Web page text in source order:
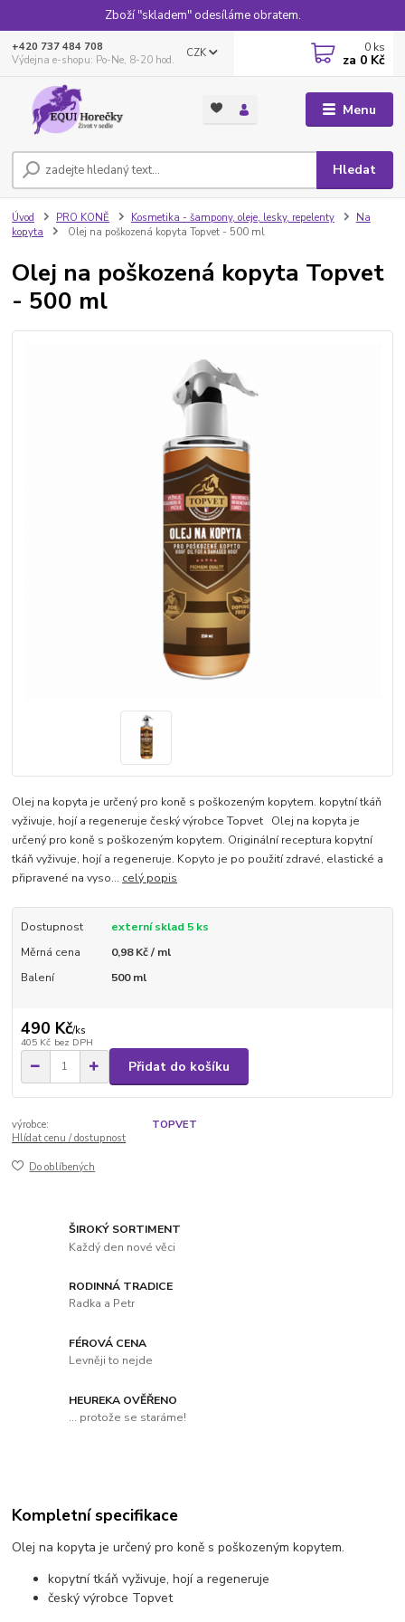
Zboží "skladem" odesíláme obratem.
Menu
CZK
Hledat
+420 737 484 708
Výdejna e-shopu: Po-Ne, 8-20 hod.
0 ks
za 0 Kč
Úvod PRO KONĚ Kosmetika - šampony, oleje, lesky, repelenty
Na
kopyta
Olej na poškozená kopyta Topvet - 500 ml
Olej na poškozená kopyta Topvet
- 500 ml
Olej na kopyta je určený pro koně s poškozeným kopytem. kopytní tkáň
vyživuje, hojí a regeneruje český výrobce Topvet Olej na kopyta je
určený pro koně s poškozeným kopytem. Originální receptura kopytní
tkáň vyživuje, hojí a regeneruje. Kopyto je po použití zdravé, elastické a
připravené na vyso... celý popis
Dostupnost
externí sklad 5 ks
Měrná cena
0,98 Kč / ml
Balení
500 ml
490 Kč/ks
405 Kč bez DPH
Přidat do košíku
výrobce:
TOPVET
Hlídat cenu / dostupnost
Do oblíbených
ŠIROKÝ SORTIMENT
Každý den nové věci
RODINNÁ TRADICE
Radka a Petr
FÉROVÁ CENA
Levněji to nejde
HEUREKA OVĚŘENO
... protože se staráme!
Kompletní specifikace
Olej na kopyta je určený pro koně s poškozeným kopytem.
kopytní tkáň vyživuje, hojí a regeneruje
český výrobce Topvet